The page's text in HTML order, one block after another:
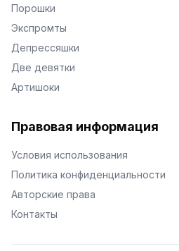
Порошки
Экспромты
Депрессяшки
Две девятки
Артишоки
Правовая информация
Условия использования
Политика конфиденциальности
Авторские права
Контакты